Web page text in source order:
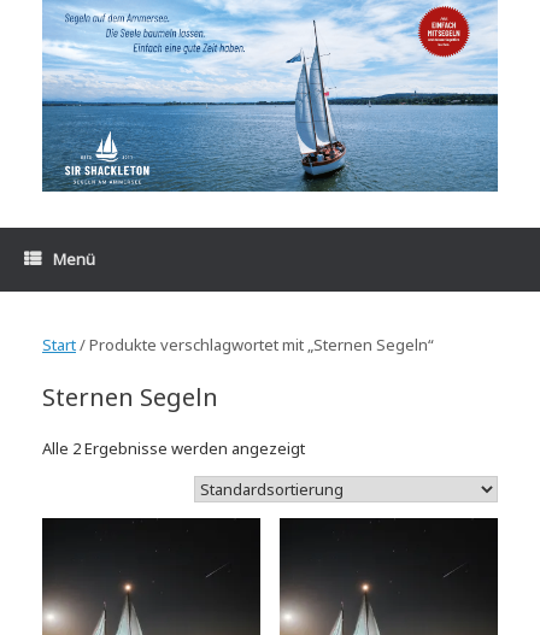
springen
Menü
Start/ Produkte verschlagwortet mit „Sternen Segeln“
Sternen Segeln
Alle 2 Ergebnisse werden angezeigt